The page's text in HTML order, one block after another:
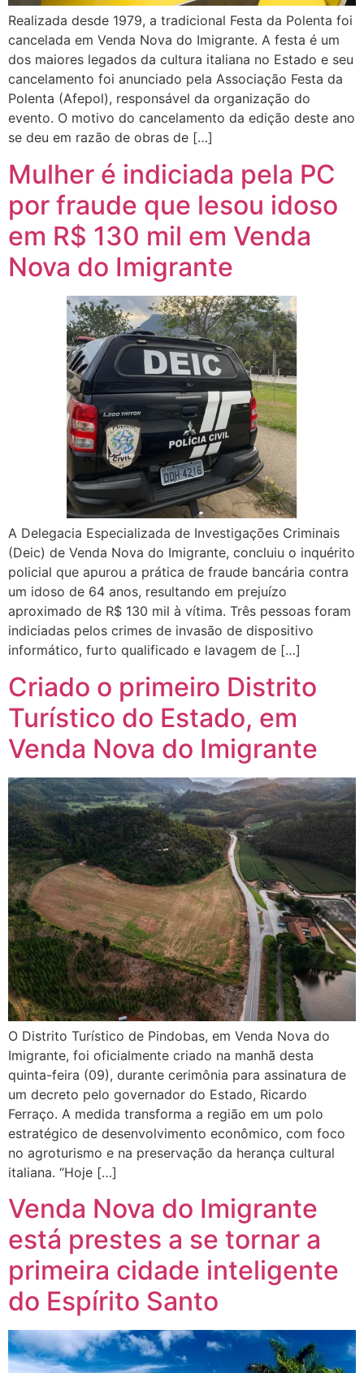
Realizada desde 1979, a tradicional Festa da Polenta foi
cancelada em Venda Nova do Imigrante. A festa é um
dos maiores legados da cultura italiana no Estado e seu
cancelamento foi anunciado pela Associação Festa da
Polenta (Afepol), responsável da organização do
evento. O motivo do cancelamento da edição deste ano
se deu em razão de obras de […]
Mulher é indiciada pela PC
por fraude que lesou idoso
em R$ 130 mil em Venda
Nova do Imigrante
A Delegacia Especializada de Investigações Criminais
(Deic) de Venda Nova do Imigrante, concluiu o inquérito
policial que apurou a prática de fraude bancária contra
um idoso de 64 anos, resultando em prejuízo
aproximado de R$ 130 mil à vítima. Três pessoas foram
indiciadas pelos crimes de invasão de dispositivo
informático, furto qualificado e lavagem de […]
Criado o primeiro Distrito
Turístico do Estado, em
Venda Nova do Imigrante
O Distrito Turístico de Pindobas, em Venda Nova do
Imigrante, foi oficialmente criado na manhã desta
quinta-feira (09), durante cerimônia para assinatura de
um decreto pelo governador do Estado, Ricardo
Ferraço. A medida transforma a região em um polo
estratégico de desenvolvimento econômico, com foco
no agroturismo e na preservação da herança cultural
italiana. “Hoje […]
Venda Nova do Imigrante
está prestes a se tornar a
primeira cidade inteligente
do Espírito Santo